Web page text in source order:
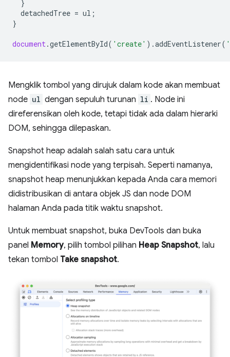
}
detachedTree = ul ;
}
document .getElementById( 'create' ).addEventListener(
Mengklik tombol yang dirujuk dalam kode akan membuat
node ul dengan sepuluh turunan li . Node ini
direferensikan oleh kode, tetapi tidak ada dalam hierarki
DOM, sehingga dilepaskan.
Snapshot heap adalah salah satu cara untuk
mengidentifikasi node yang terpisah. Seperti namanya,
snapshot heap menunjukkan kepada Anda cara memori
didistribusikan di antara objek JS dan node DOM
halaman Anda pada titik waktu snapshot.
Untuk membuat snapshot, buka DevTools dan buka
panel Memory, pilih tombol pilihan Heap Snapshot, lalu
tekan tombol Take snapshot.